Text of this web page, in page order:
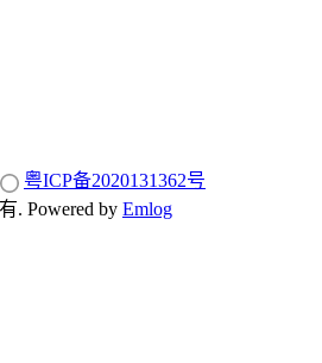
粤ICP备2020131362号
. Powered by Emlog